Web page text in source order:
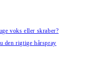
voks eller skraber?
den rigtige hårspray